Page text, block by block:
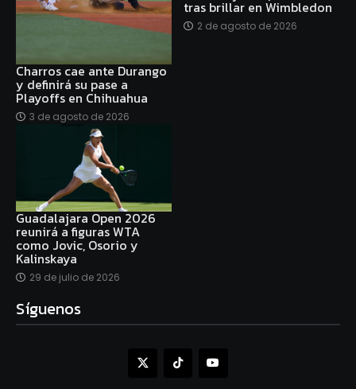
Charros cae ante Durango
y definirá su pase a
Playoffs en Chihuahua
3 de agosto de 2026
tras brillar en Wimbledon
2 de agosto de 2026
Guadalajara Open 2026
reunirá a figuras WTA
como Jovic, Osorio y
Kalinskaya
29 de julio de 2026
Síguenos